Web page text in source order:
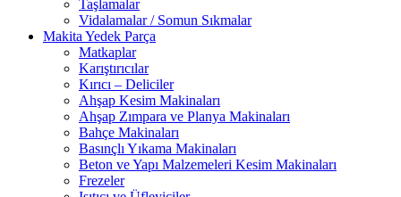
Taşlamalar
Vidalamalar / Somun Sıkmalar
Makita Yedek Parça
Matkaplar
Karıştırıcılar
Kırıcı – Deliciler
Ahşap Kesim Makinaları
Ahşap Zımpara ve Planya Makinaları
Bahçe Makinaları
Basınçlı Yıkama Makinaları
Beton ve Yapı Malzemeleri Kesim Makinaları
Frezeler